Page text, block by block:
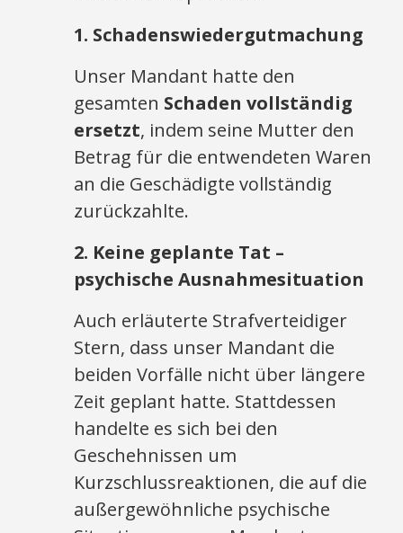
1. Schadenswiedergutmachung
Unser Mandant hatte den
gesamten Schaden vollständig
ersetzt, indem seine Mutter den
Betrag für die entwendeten Waren
an die Geschädigte vollständig
zurückzahlte.
2. Keine geplante Tat –
psychische Ausnahmesituation
Auch erläuterte Strafverteidiger
Stern, dass unser Mandant die
beiden Vorfälle nicht über längere
Zeit geplant hatte. Stattdessen
handelte es sich bei den
Geschehnissen um
Kurzschlussreaktionen, die auf die
außergewöhnliche psychische